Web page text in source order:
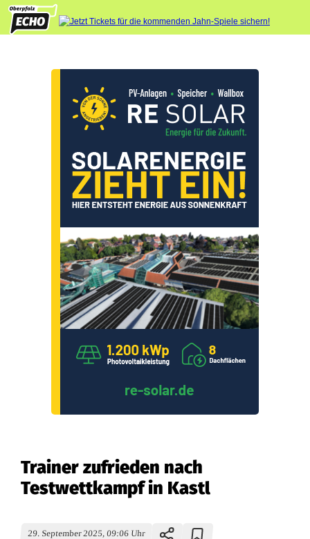
Trainer zufrieden nach
Testwettkampf in Kastl
29. September 2025, 09:06 Uhr